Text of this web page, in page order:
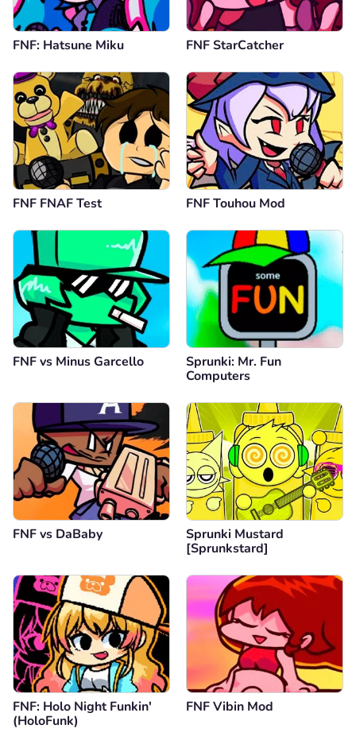
FNF: Hatsune Miku FNF StarCatcher
FNF FNAF Test FNF Touhou Mod
FNF vs Minus Garcello
Sprunki: Mr. Fun
Computers
FNF vs DaBaby
Sprunki Mustard
[Sprunkstard]
FNF: Holo Night Funkin'
(HoloFunk)
FNF Vibin Mod